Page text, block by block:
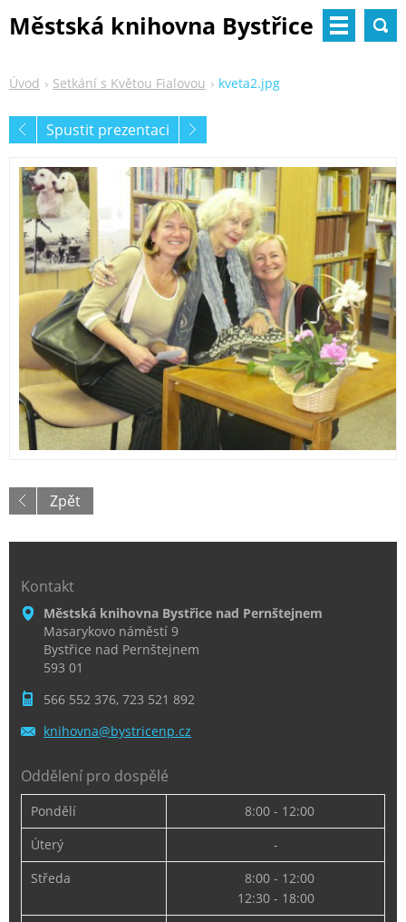
Městská knihovna Bystřice
Úvod Setkání s Květou Fialovou kveta2.jpg
Spustit prezentaci
Zpět
Kontakt
Městská knihovna Bystřice nad Pernštejnem
Masarykovo náměstí 9
Bystřice nad Pernštejnem
593 01
566 552 376, 723 521 892
knihovna@bystricenp.cz
Oddělení pro dospělé
Pondělí
8:00 - 12:00
Úterý
-
Středa
8:00 - 12:00
12:30 - 18:00